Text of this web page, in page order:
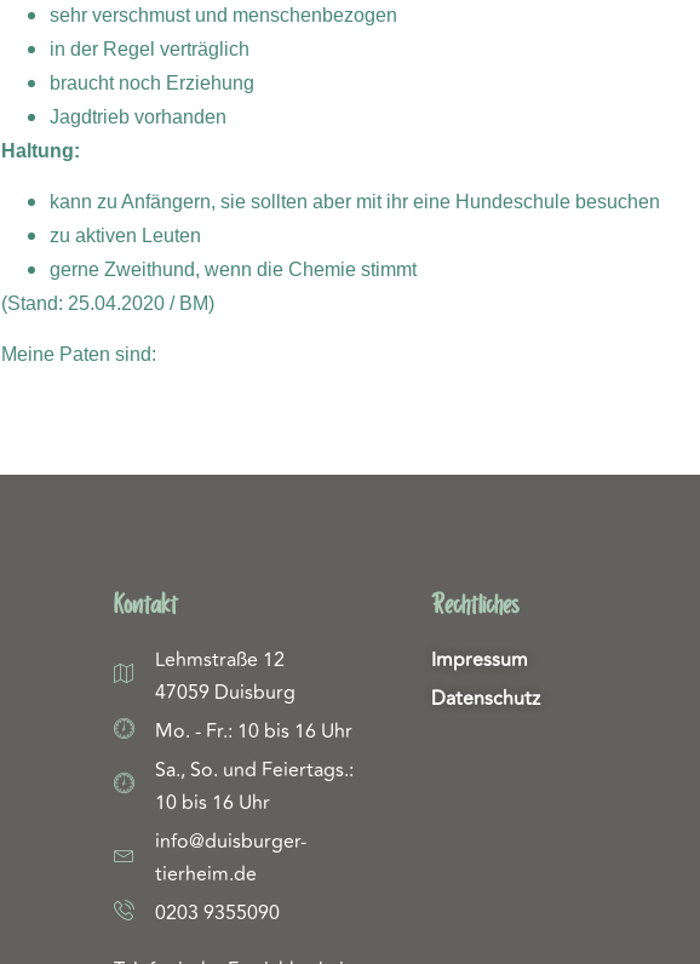
sehr verschmust und menschenbezogen
in der Regel verträglich
braucht noch Erziehung
Jagdtrieb vorhanden
Haltung:
kann zu Anfängern, sie sollten aber mit ihr eine Hundeschule besuchen
zu aktiven Leuten
gerne Zweithund, wenn die Chemie stimmt
(Stand: 25.04.2020 / BM)
Meine Paten sind:
Kontakt
Lehmstraße 12
47059 Duisburg
Mo. - Fr.: 10 bis 16 Uhr
Sa., So. und Feiertags.:
10 bis 16 Uhr
info@duisburger-
tierheim.de
0203 9355090
Rechtliches
Impressum
Datenschutz